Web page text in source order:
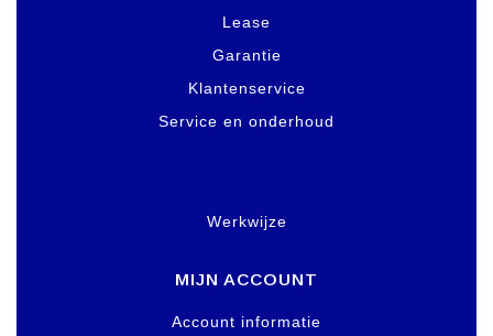
Lease
Garantie
Klantenservice
Service en onderhoud
Werkwijze
MIJN ACCOUNT
Account informatie